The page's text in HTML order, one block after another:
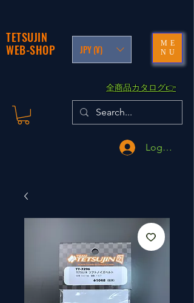
TETSUJIN
WEB-SHOP
JPY (¥)
ME
NU
​全商品カタログ👉
Logga in